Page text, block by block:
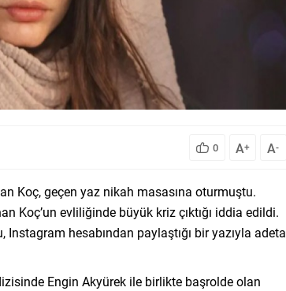
0 A+ A-
Koç, geçen yaz nikah masasına oturmuştu.
Koç’un evliliğinde büyük kriz çıktığı iddia edildi.
hesabından paylaştığı bir yazıyla adeta
Engin Akyürek ile birlikte başrolde olan